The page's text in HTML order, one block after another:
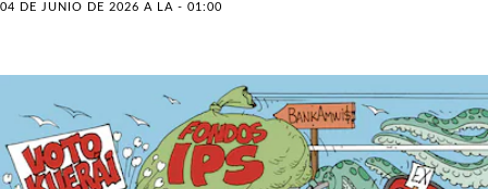
04 DE JUNIO DE 2026 A LA - 01:00